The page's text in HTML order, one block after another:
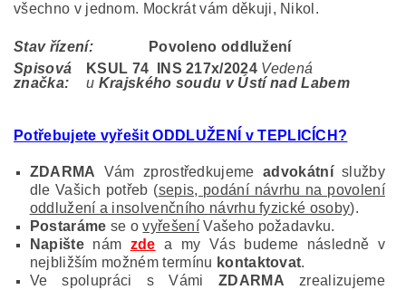
všechno v jednom. Mockrát vám děkuji, Nikol.
Stav řízení:
Povoleno oddlužení
Spisová
značka:
KSUL 74 INS 217x/2024 Vedená
u Krajského soudu v Ústí nad Labem
Potřebujete vyřešit ODDLUŽENÍ v TEPLICÍCH?
ZDARMA Vám zprostředkujeme advokátníslužby
dle Vašich potřeb (sepis, podání návrhu na povolení
oddlužení a insolvenčního návrhu fyzické osoby).
Postaráme se ovyřešeníVašeho požadavku.
Napištenám zde a my Vás budeme následně v
nejbližším možném termínu kontaktovat.
Ve spolupráci s Vámi ZDARMA zrealizujeme